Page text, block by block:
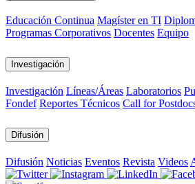
Educación Continua Magíster en TI
Programas Corporativos Docentes Equipo
Investigación
Investigación Líneas/Áreas Laboratorios
Fondef Reportes Técnicos Call for
Difusión
Difusión Noticias Eventos Revista Videos